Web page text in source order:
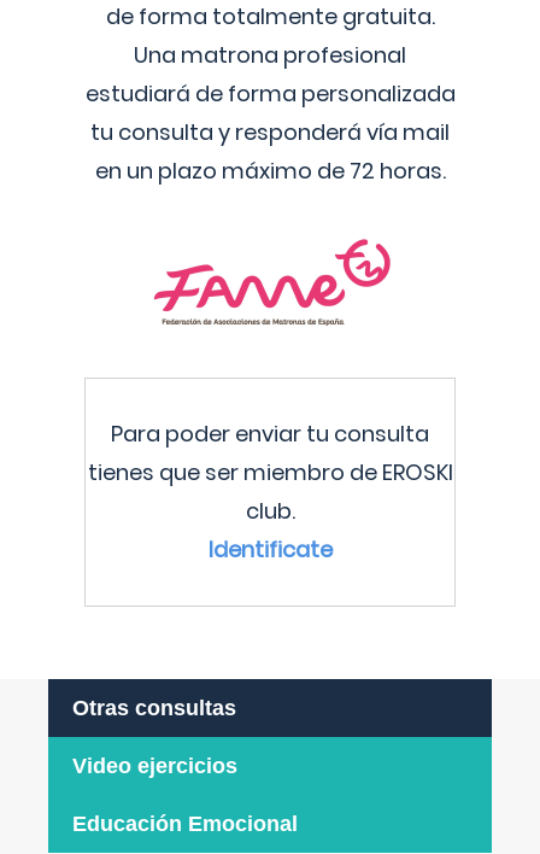
de forma totalmente gratuita.
Una matrona profesional
estudiará de forma personalizada
tu consulta y responderá vía mail
en un plazo máximo de 72 horas.
Para poder enviar tu consulta
tienes que ser miembro de EROSKI
club.
Identificate
Otras consultas
Video ejercicios
Educación Emocional